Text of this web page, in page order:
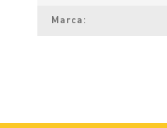
Marca